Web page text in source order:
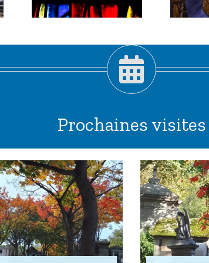
Suchet,
habile.
Prochaines visites